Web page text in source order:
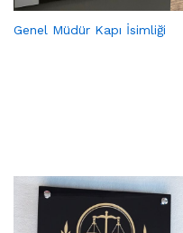
Genel Müdür Kapı İsimliği